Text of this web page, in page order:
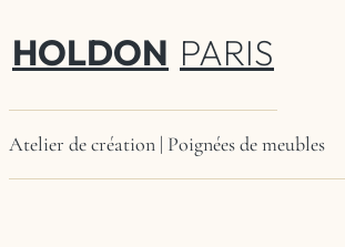
HOLDON PARIS
Atelier de création | Poignées de meubles